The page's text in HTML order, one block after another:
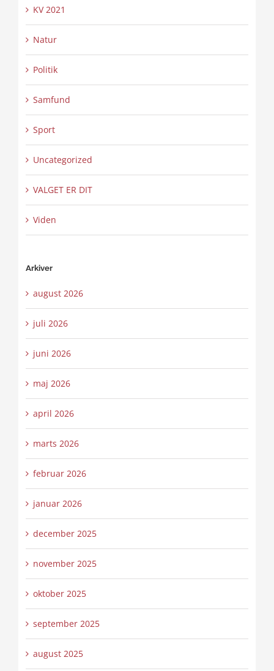
KV 2021
Natur
Politik
Samfund
Sport
Uncategorized
VALGET ER DIT
Viden
Arkiver
august 2026
juli 2026
juni 2026
maj 2026
april 2026
marts 2026
februar 2026
januar 2026
december 2025
november 2025
oktober 2025
september 2025
august 2025